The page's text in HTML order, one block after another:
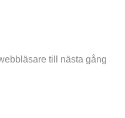
till nästa gång